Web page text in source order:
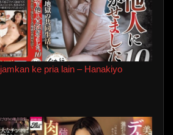
ke pria lain – Hanakiyo